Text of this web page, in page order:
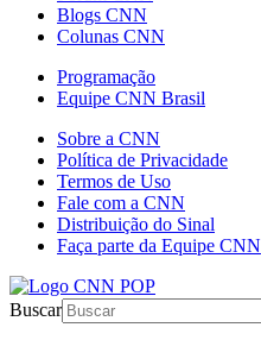
Blogs CNN
Colunas CNN
Programação
Equipe CNN Brasil
Sobre a CNN
Política de Privacidade
Termos de Uso
Fale com a CNN
Distribuição do Sinal
Faça parte da Equipe CNN
Buscar